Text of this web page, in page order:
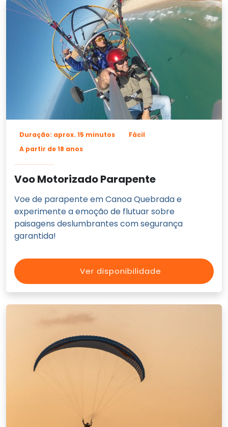
Duração: aprox. 15 minutos
Fácil
A partir de 18 anos
Voo Motorizado Parapente
Voe de parapente em Canoa Quebrada e
experimente a emoção de flutuar sobre
paisagens deslumbrantes com segurança
garantida!
Ver disponibilidade